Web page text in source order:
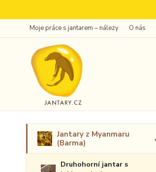
Moje práce s jantarem – nálezy O nás
Jantary z Myanmaru
(Barma)
Druhohorní jantar s